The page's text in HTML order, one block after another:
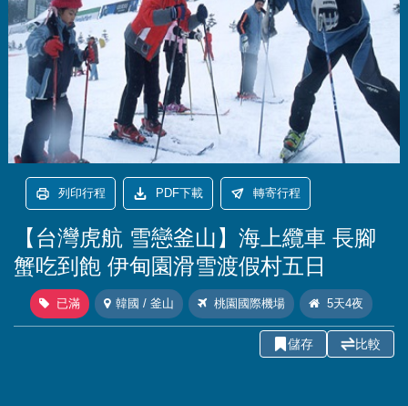
列印行程 PDF下載 轉寄行程
【台灣虎航 雪戀釜山】海上纜車 長腳
蟹吃到飽 伊甸園滑雪渡假村五日
已滿 韓國 / 釜山 桃園國際機場 5天4夜
儲存 比較